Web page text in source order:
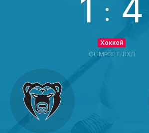
1 : 4
Хоккей
OLIMPBET-ВХЛ